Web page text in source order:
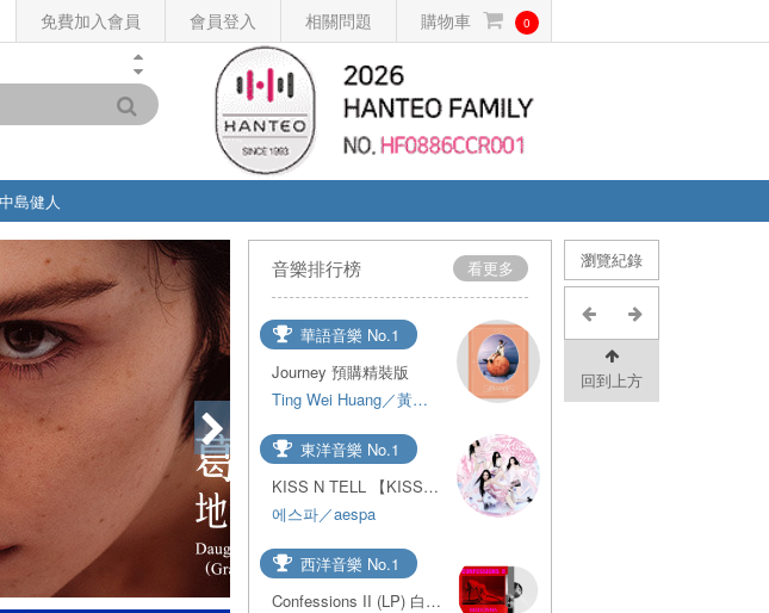
免費加入會員 會員登入 相關問題 購物車 0
中島健人
瀏覽紀錄
回到上方
看更多
音樂排行榜
華語音樂 No.1
Journey 預購精裝版
Ting Wei Huang／黃挺瑋
東洋音樂 No.1
KISS N TELL 【KISS N TELL Ver.】
에스파／aespa
西洋音樂 No.1
Confessions II (LP) 白色彩膠／娜語錄第二章 (LP) 白色彩膠